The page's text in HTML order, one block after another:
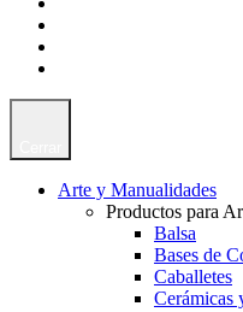
Arte y Manualidades
Productos para
Balsa
Bases de
Caballetes
Cerámicas